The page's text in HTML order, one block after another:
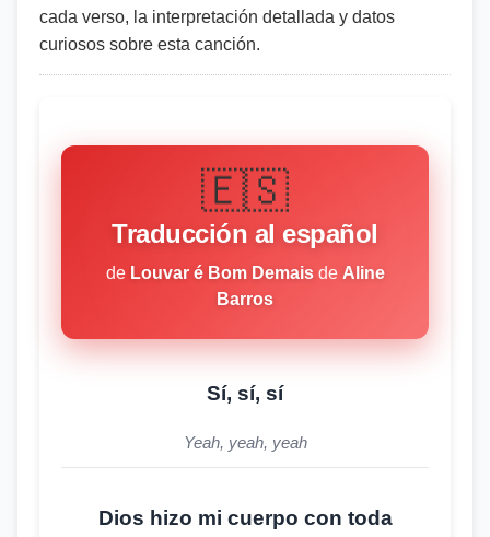
cada verso, la interpretación detallada y datos
curiosos sobre esta canción.
🇪🇸
Traducción al español
de Louvar é Bom Demaisde Aline
Barros
Sí, sí, sí
Yeah, yeah, yeah
Dios hizo mi cuerpo con toda